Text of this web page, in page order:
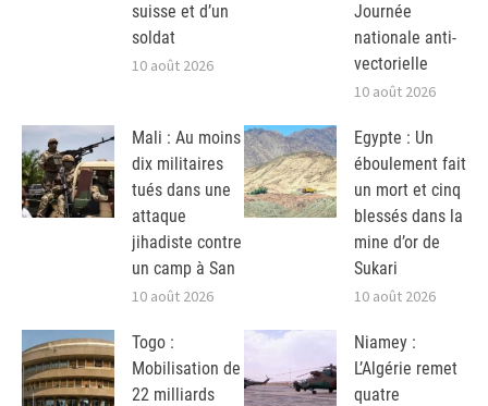
suisse et d’un
soldat
10 août 2026
Journée
nationale anti-
vectorielle
10 août 2026
Mali : Au moins
dix militaires
tués dans une
attaque
jihadiste contre
un camp à San
10 août 2026
Egypte : Un
éboulement fait
un mort et cinq
blessés dans la
mine d’or de
Sukari
10 août 2026
Togo :
Mobilisation de
22 milliards
Niamey :
L’Algérie remet
quatre